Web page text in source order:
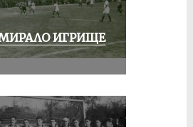
ИГРИЩЕ